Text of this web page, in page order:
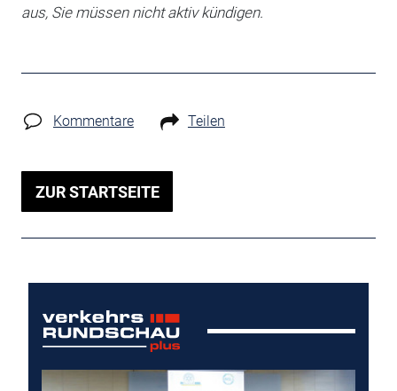
aus, Sie müssen nicht aktiv kündigen.
Kommentare Teilen
ZUR STARTSEITE